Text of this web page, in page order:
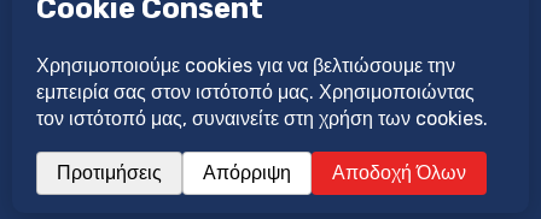
©Copyright 2026 Κολέγιο Τέρρα Σάντα.
Αναπτύχθηκε από: Idilio Studio Ltd
Σχεδιάστηκε από: Νατάσα Λαγού